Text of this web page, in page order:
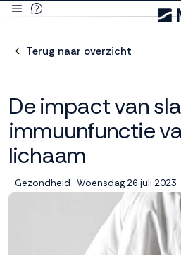
gebruikt
M line plaatst
functionele,
analytische en
marketing cookies.
Dankzij functionele
cookies werkt de
website goed, terwijl
de analytische
cookies ons helpen
Terug naar overzicht
De impact van
immuunfunctie
lichaam
Gezondheid Woensdag 26 juli 2023